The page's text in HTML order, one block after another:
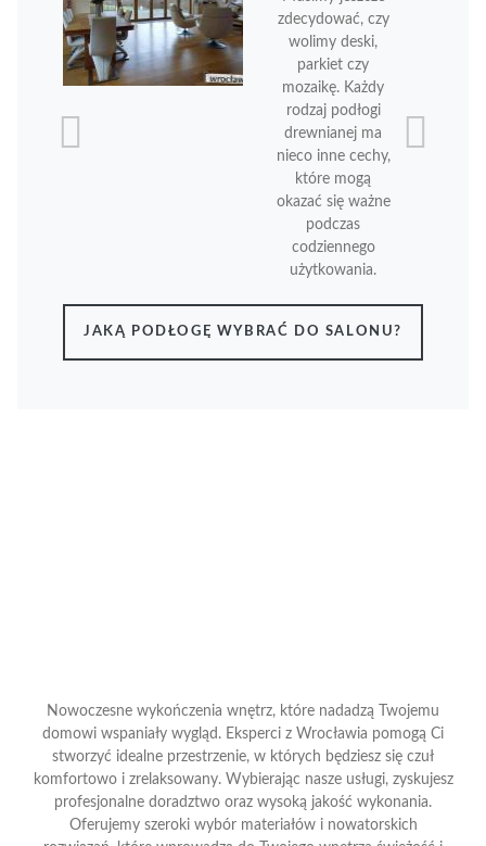
zdecydować, czy
wolimy deski,
parkiet czy
mozaikę. Każdy
rodzaj podłogi
drewnianej ma
nieco inne cechy,
które mogą
okazać się ważne
podczas
codziennego
użytkowania.
JAKĄ PODŁOGĘ WYBRAĆ DO SALONU?
Nowoczesne wykończenia wnętrz, które nadadzą Twojemu
domowi wspaniały wygląd. Eksperci z Wrocławia pomogą Ci
stworzyć idealne przestrzenie, w których będziesz się czuł
komfortowo i zrelaksowany. Wybierając nasze usługi, zyskujesz
profesjonalne doradztwo oraz wysoką jakość wykonania.
Oferujemy szeroki wybór materiałów i nowatorskich